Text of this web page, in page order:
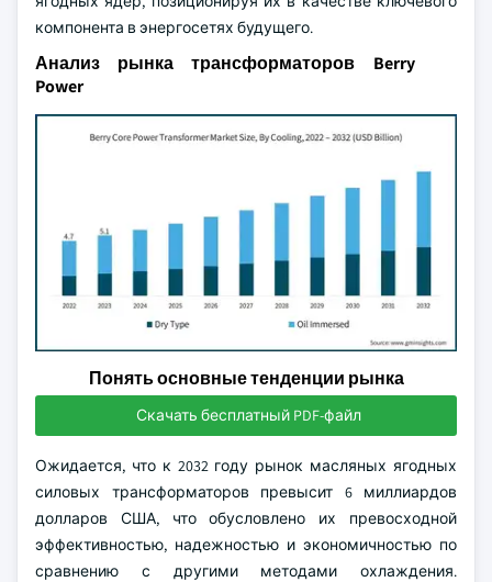
компонента в энергосетях будущего.
Анализ рынка трансформаторов Berry
Power
Понять основные тенденции рынка
Скачать бесплатный PDF-файл
Ожидается, что к 2032 году рынок масляных ягодных
силовых трансформаторов превысит 6 миллиардов
долларов США, что обусловлено их превосходной
эффективностью, надежностью и экономичностью по
сравнению с другими методами охлаждения.